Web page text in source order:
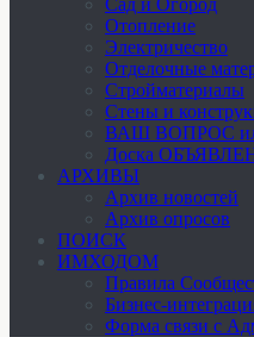
Отопление
Электричество
Отделочные
Стройматериалы
Стены и
ВАШ ВОПРОС
Доска
АРХИВЫ
Архив новостей
Архив опросов
ПОИСК
ИМХОДОМ
Правила
Бизнес-
Форма связи с